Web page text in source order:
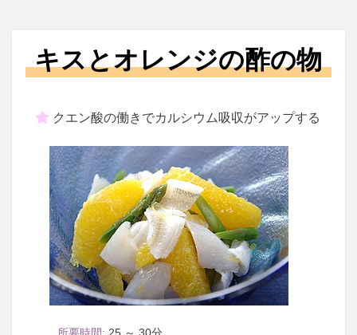
キスとオレンジの酢の物
クエン酸の働きでカルシウム吸収がアップする